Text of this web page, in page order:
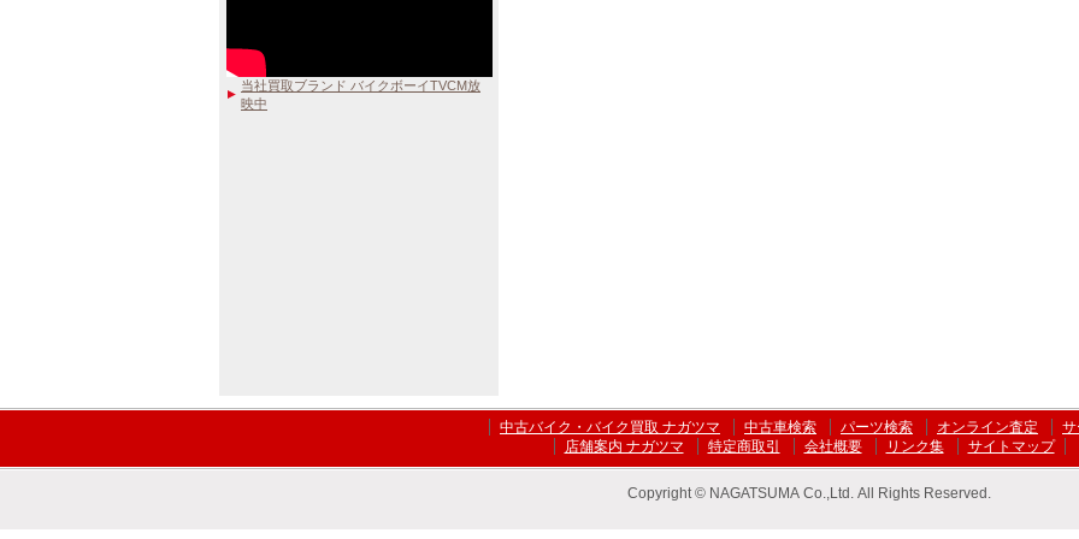
当社買取ブランド バイクボーイTVCM放
映中
中古バイク・バイク買取 ナガツマ 中古車検索 パーツ検索 オンライン査定
店舗案内 ナガツマ
特定商取引 会社概要 リンク集 サイトマップ
Copyright © NAGATSUMA Co.,Ltd. All Rights Reserved.